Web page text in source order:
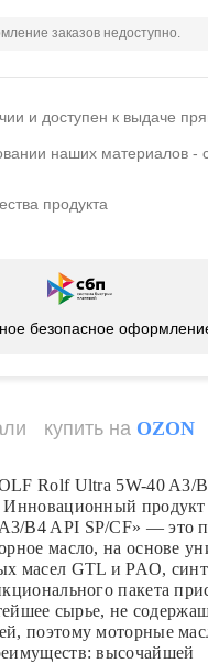
заказов недоступно.
и доступен к выдаче
наших материалов -
продукта
безопасное
купить на OZON
Rolf Ultra 5W-40 A3/
B4 API SP/CF» — это
масло, на основе
масел GTL и PAO,
пакета
сырье, не
поэтому моторные
высочайшей